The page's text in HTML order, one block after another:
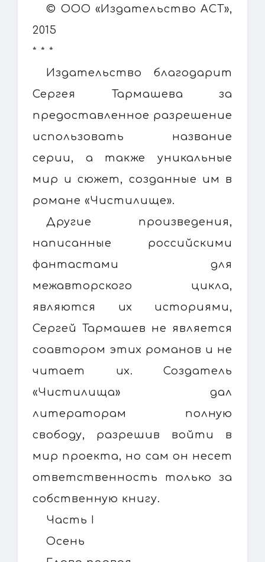
© ООО «Издательство АСТ»,
2015
* * *
Издательство благодарит
Сергея Тармашева за
предоставленное разрешение
использовать название
серии, а также уникальные
мир и сюжет, созданные им в
романе «Чистилище».
Другие произведения,
написанные российскими
фантастами для
межавторского цикла,
являются их историями,
Сергей Тармашев не является
соавтором этих романов и не
читает их. Создатель
«Чистилища» дал
литераторам полную
свободу, разрешив войти в
мир проекта, но сам он несет
ответственность только за
собственную книгу.
Часть I
Осень